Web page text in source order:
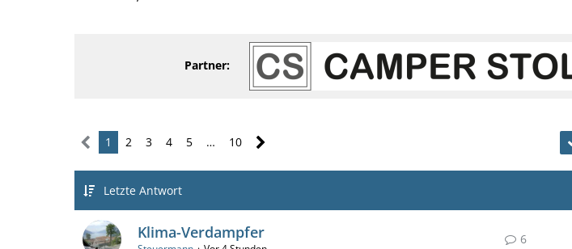
Partner:
1 2 3 4 5 … 10
Letzte Antwort
Klima-Verdampfer 6